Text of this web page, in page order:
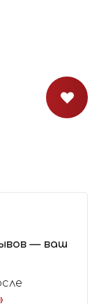
— ваш